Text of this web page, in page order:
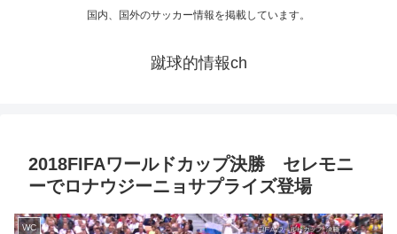
国内、国外のサッカー情報を掲載しています。
蹴球的情報ch
2018FIFAワールドカップ決勝 セレモニ
ーでロナウジーニョサプライズ登場
WC